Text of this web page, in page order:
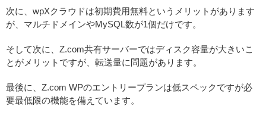
次に、wpXクラウドは初期費用無料というメリットがあります
が、マルチドメインやMySQL数が1個だけです。
そして次に、Z.com共有サーバーではディスク容量が大きいこ
とがメリットですが、転送量に問題があります。
最後に、Z.com WPのエントリープランは低スペックですが必
要最低限の機能を備えています。